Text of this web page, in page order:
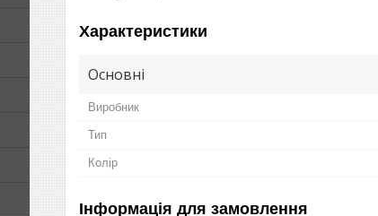
Характеристики
Основні
Виробник
Тип
Колір
Інформація для замовлення